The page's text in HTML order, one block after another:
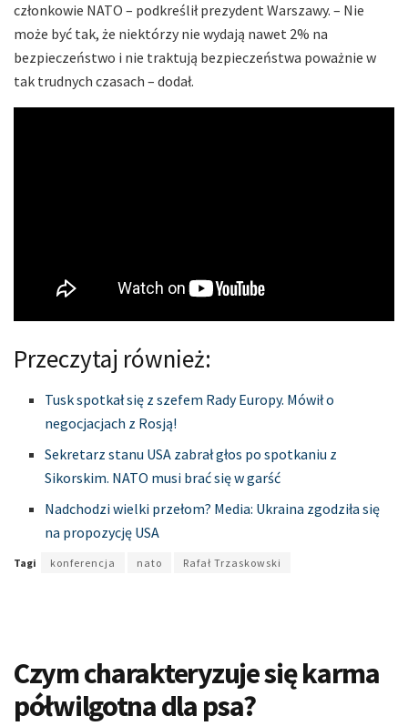
członkowie NATO – podkreślił prezydent Warszawy. – Nie
może być tak, że niektórzy nie wydają nawet 2% na
bezpieczeństwo i nie traktują bezpieczeństwa poważnie w
tak trudnych czasach – dodał.
Przeczytaj również:
Tusk spotkał się z szefem Rady Europy. Mówił o
negocjacjach z Rosją!
Sekretarz stanu USA zabrał głos po spotkaniu z
Sikorskim. NATO musi brać się w garść
Nadchodzi wielki przełom? Media: Ukraina zgodziła się
na propozycję USA
Tagi konferencja nato Rafał Trzaskowski
Czym charakteryzuje się karma
półwilgotna dla psa?